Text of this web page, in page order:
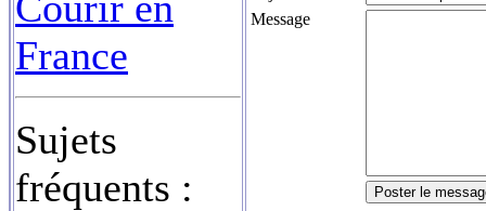
France
Sujets
fréquents :
Message